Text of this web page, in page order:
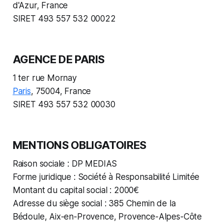
d'Azur, France
SIRET 493 557 532 00022
AGENCE DE PARIS
1 ter rue Mornay
Paris, 75004, France
SIRET 493 557 532 00030
MENTIONS OBLIGATOIRES
Raison sociale : DP MEDIAS
Forme juridique : Société à Responsabilité Limitée
Montant du capital social : 2000€
Adresse du siège social : 385 Chemin de la
Bédoule, Aix-en-Provence, Provence-Alpes-Côte